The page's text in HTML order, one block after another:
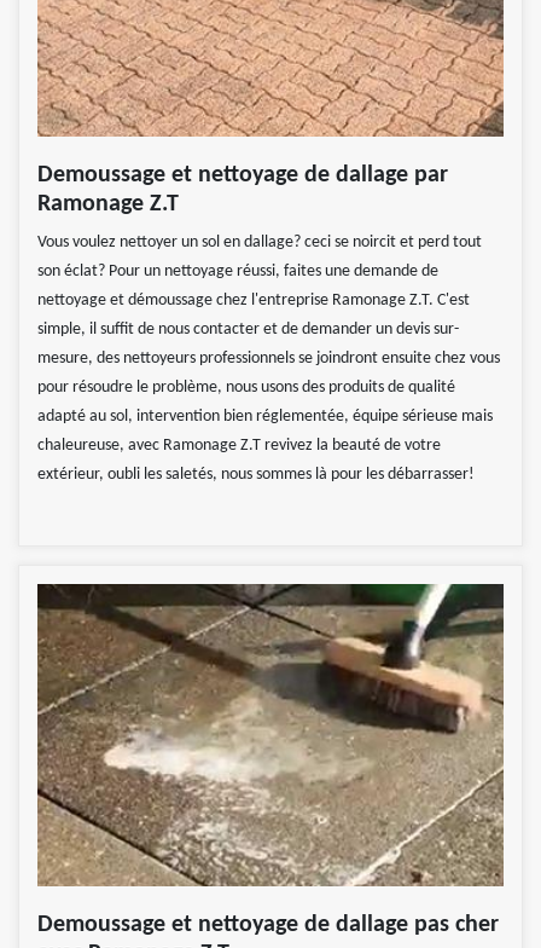
Demoussage et nettoyage de dallage par
Ramonage Z.T
Vous voulez nettoyer un sol en dallage? ceci se noircit et perd tout
son éclat? Pour un nettoyage réussi, faites une demande de
nettoyage et démoussage chez l'entreprise Ramonage Z.T. C'est
simple, il suffit de nous contacter et de demander un devis sur-
mesure, des nettoyeurs professionnels se joindront ensuite chez vous
pour résoudre le problème, nous usons des produits de qualité
adapté au sol, intervention bien réglementée, équipe sérieuse mais
chaleureuse, avec Ramonage Z.T revivez la beauté de votre
extérieur, oubli les saletés, nous sommes là pour les débarrasser!
Demoussage et nettoyage de dallage pas cher